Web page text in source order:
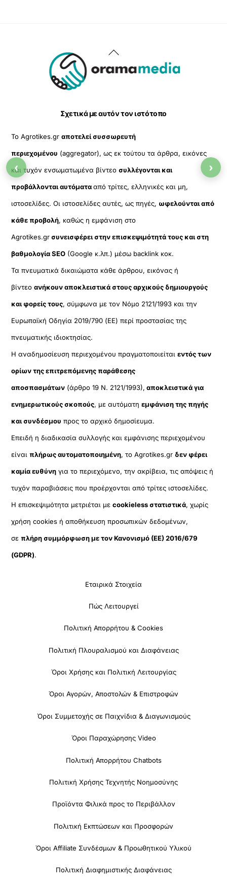
Back
To
Σχετικά με αυτόν τον ιστότοπο
Το Agrotikes.grαποτελεί συσσωρευτή
περιεχομένου (aggregator), ως εκ τούτου τα άρθρα, εικόνες
και τυχόν ενσωματωμένα βίντεοσυλλέγονται και
προβάλλονται αυτόματααπό τρίτες, ελληνικές και μη,
ιστοσελίδες. Οι ιστοσελίδες αυτές, ως πηγές, ωφελούνται από
κάθε προβολή, καθώς η εμφάνιση στο
Agrotikes.grσυνεισφέρει στην επισκεψιμότητά τους και στη
βαθμολογία SEO (Google κ.λπ.) μέσω backlink κοκ.
Τα πνευματικά δικαιώματα κάθε άρθρου, εικόνας ή
βίντεοανήκουν αποκλειστικά στους αρχικούς δημιουργούς
και φορείς τους, σύμφωνα με τον Νόμο 2121/1993 και την
Ευρωπαϊκή Οδηγία 2019/790 (ΕΕ) περί προστασίας της
πνευματικής ιδιοκτησίας.
Η αναδημοσίευση περιεχομένου πραγματοποιείταιεντός των
ορίων της επιτρεπόμενης παράθεσης
αποσπασμάτων (άρθρο 19 Ν. 2121/1993), αποκλειστικά για
ενημερωτικούς σκοπούς, με αυτόματηεμφάνιση της πηγής
και συνδέσμου προς το αρχικό δημοσίευμα.
Επειδή η διαδικασία συλλογής και εμφάνισης περιεχομένου
είναιπλήρως αυτοματοποιημένη, το Agrotikes.gr δεν φέρει
καμία ευθύνη για το περιεχόμενο, την ακρίβεια, τις απόψεις ή
τυχόν παραβιάσεις που προέρχονται από τρίτες ιστοσελίδες.
Η επισκεψιμότητα μετριέται μεcookieless στατιστικά, χωρίς
χρήση cookies ή αποθήκευση προσωπικών δεδομένων,
σεπλήρη συμμόρφωση με τον Κανονισμό (ΕΕ) 2016/679
(GDPR).
Εταιρικά Στοιχεία
Πώς Λειτουργεί
Πολιτική Απορρήτου & Cookies
Πολιτική Πλουραλισμού και Διαφάνειας
Όροι Χρήσης και Πολιτική Λειτουργίας
Όροι Αγορών, Αποστολών & Επιστροφών
Όροι Συμμετοχής σε Παιχνίδια & Διαγωνισμούς
Όροι Παραχώρησης Video
Πολιτική Απορρήτου Chatbots
Πολιτική Χρήσης Τεχνητής Νοημοσύνης
Προϊόντα Φιλικά προς το Περιβάλλον
Πολιτική Εκπτώσεων και Προσφορών
Όροι Affiliate Συνδέσμων & Προωθητικού Υλικού
Πολιτική Διαφημιστικής Διαφάνειας
‹ ›